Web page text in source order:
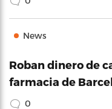
News
Roban dinero de
farmacia de
0